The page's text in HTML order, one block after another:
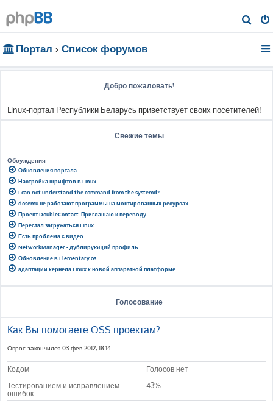
о
Портал Список форумов
Добро пожаловать!
Linux-портал Республики Беларусь приветствует своих посетителей!
Свежие темы
Обсуждения
Обновления портала
Настройка шрифтов в Linux
I can not understand the command from the systemd?
dosemu не работают программы на монтированных ресурсах
Проект DoubleContact. Приглашаю к переводу
Перестал загружаться Linux
Есть проблема с видео
NetworkManager - дублирующий профиль
Обновление в Elementary os
адаптации кернела Linux к новой аппаратной платформе
Голосование
Как Вы помогаете OSS проектам?
Опрос закончился 03 фев 2012, 18:14
Кодом
Голосов нет
Тестированием и исправлением
ошибок
43%